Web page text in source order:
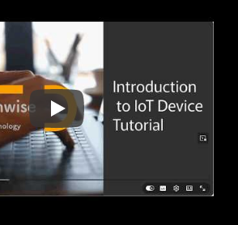
Добавить устройство